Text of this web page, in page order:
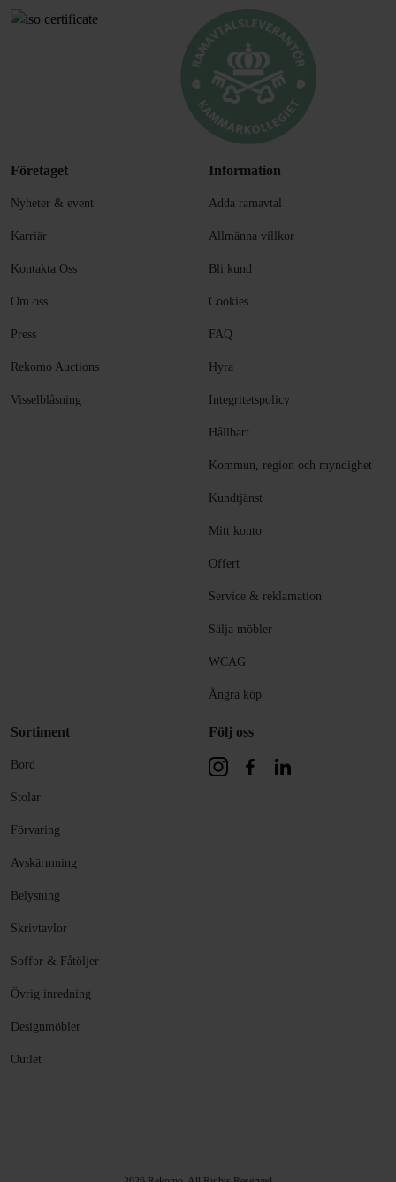
Företaget
Nyheter & event
Karriär
Kontakta Oss
Om oss
Press
Rekomo Auctions
Visselblåsning
Information
Adda ramavtal
Allmänna villkor
Bli kund
Cookies
FAQ
Hyra
Integritetspolicy
Hållbart
Kommun, region och myndighet
Kundtjänst
Mitt konto
Offert
Service & reklamation
Sälja möbler
WCAG
Ångra köp
Sortiment
Bord
Stolar
Förvaring
Avskärmning
Belysning
Skrivtavlor
Soffor & Fåtöljer
Övrig inredning
Designmöbler
Outlet
Följ oss